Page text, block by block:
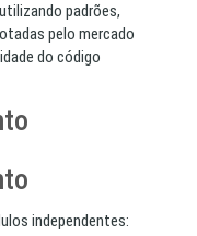
padrões,
pelo mercado
do código
independentes: